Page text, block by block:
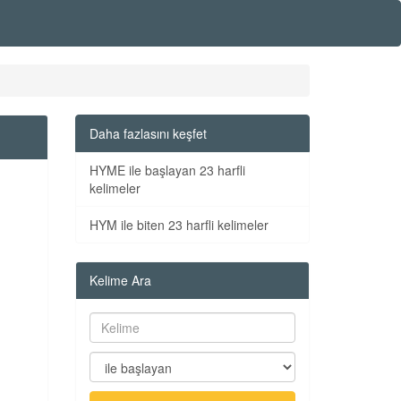
Daha fazlasını keşfet
HYME ile başlayan 23 harfli
kelimeler
HYM ile biten 23 harfli kelimeler
Kelime Ara